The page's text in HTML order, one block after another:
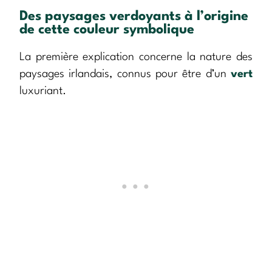
Des paysages verdoyants à l’origine
de cette couleur symbolique
La première explication concerne la nature des
paysages irlandais, connus pour être d’un vert
luxuriant.